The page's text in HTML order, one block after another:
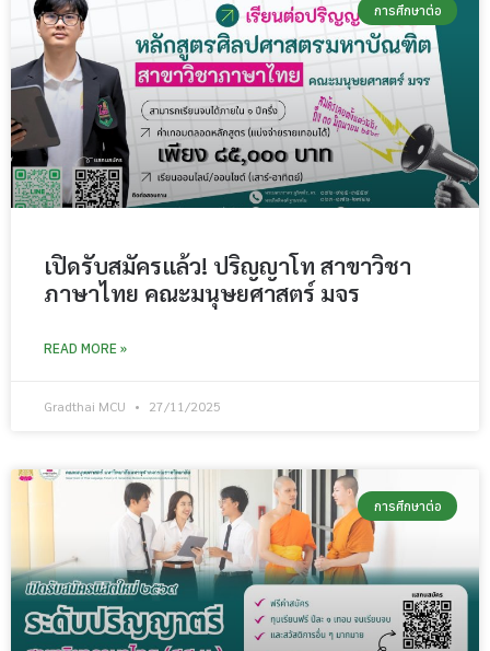
การศึกษาต่อ
เปิดรับสมัครแล้ว! ปริญญาโท สาขาวิชา
ภาษาไทย คณะมนุษยศาสตร์ มจร
READ MORE »
Gradthai MCU 27/11/2025
การศึกษาต่อ